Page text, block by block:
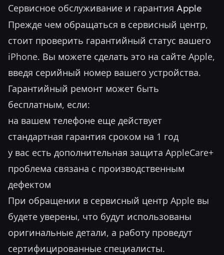
Сервисное обслуживание и гарантия Apple
Прежде чем обращаться в сервисный центр,
стоит проверить гарантийный статус вашего
iPhone. Вы можете сделать это на сайте Apple,
введя серийный номер вашего устройства.
Гарантийный ремонт может быть
бесплатным, если:
на вашем телефоне еще действует
стандартная гарантия сроком на 1 год
у вас есть дополнительная защита AppleCare+
проблема связана с производственным
дефектом
При обращении в сервисный центр Apple вы
будете уверены, что будут использованы
оригинальные детали, а работу проведут
сертифицированные специалисты.